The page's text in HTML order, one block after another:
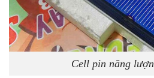
Cell pin năng